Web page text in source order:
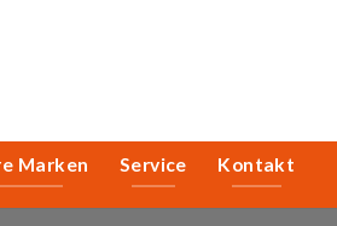
Marken Service Kontakt